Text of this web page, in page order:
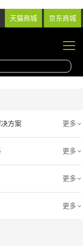
天猫商城 京东商城
方案 更多
更多
更多
更多